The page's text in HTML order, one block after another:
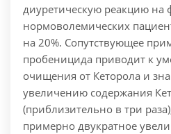
диуретическую реакцию на
нормоволемических
на 20%. Сопутствующее
пробеницида приводит к
очищения от Кеторола и
увеличению содержания
(приблизительно в три
примерно двукратное